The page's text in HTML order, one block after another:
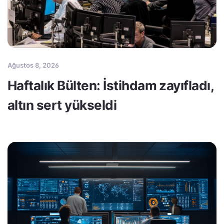
Ağustos 8, 2026
Haftalık Bülten: İstihdam zayıfladı,
altın sert yükseldi